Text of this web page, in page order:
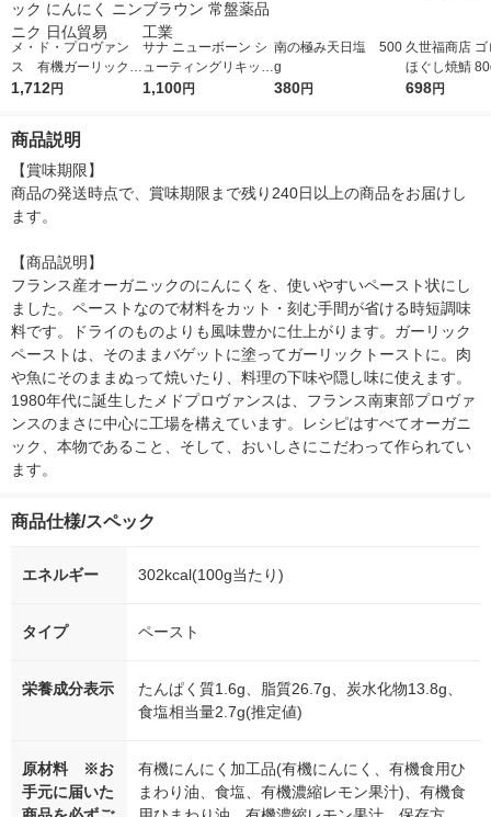
メ・ド・プロヴァン
ス 有機ガーリックペ
ースト 80g 2個 オー
1,712円
サナ ニューボーン シ
ューティングリキッド
アイブロウ 01グレイ
1,100円
南の極み天日塩 500
g
380円
久世福商店
ほぐし焼鯖
951 1個 ごは
698円
商品説明
【賞味期限】
商品の発送時点で、賞味期限まで残り240日以上の商品をお届けし
ます。
【商品説明】
フランス産オーガニックのにんにくを、使いやすいペースト状にし
ました。ペーストなので材料をカット・刻む手間が省ける時短調味
料です。ドライのものよりも風味豊かに仕上がります。ガーリック
ペーストは、そのままバゲットに塗ってガーリックトーストに。肉
や魚にそのままぬって焼いたり、料理の下味や隠し味に使えます。
1980年代に誕生したメドプロヴァンスは、フランス南東部プロヴァ
ンスのまさに中心に工場を構えています。レシピはすべてオーガニ
ック、本物であること、そして、おいしさにこだわって作られてい
ます。
商品仕様/スペック
エネルギー 302kcal(100g当たり)
タイプ ペースト
栄養成分表示
たんぱく質1.6g、脂質26.7g、炭水化物13.8g、
食塩相当量2.7g(推定値)
原材料 ※お
手元に届いた
有機にんにく加工品(有機にんにく、有機食用ひ
まわり油、食塩、有機濃縮レモン果汁)、有機食